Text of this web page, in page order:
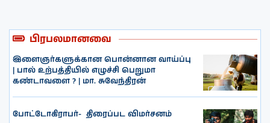
பிரபலமானவை
இளைஞர்களுக்கான பொன்னான வாய்ப்பு
| பால் உற்பத்தியில் எழுச்சி பெறுமா
கண்டாவளை ? | மா. சுவேந்திரன்
போட்டோகிராபர்- ‌ திரைப்பட விமர்சனம்